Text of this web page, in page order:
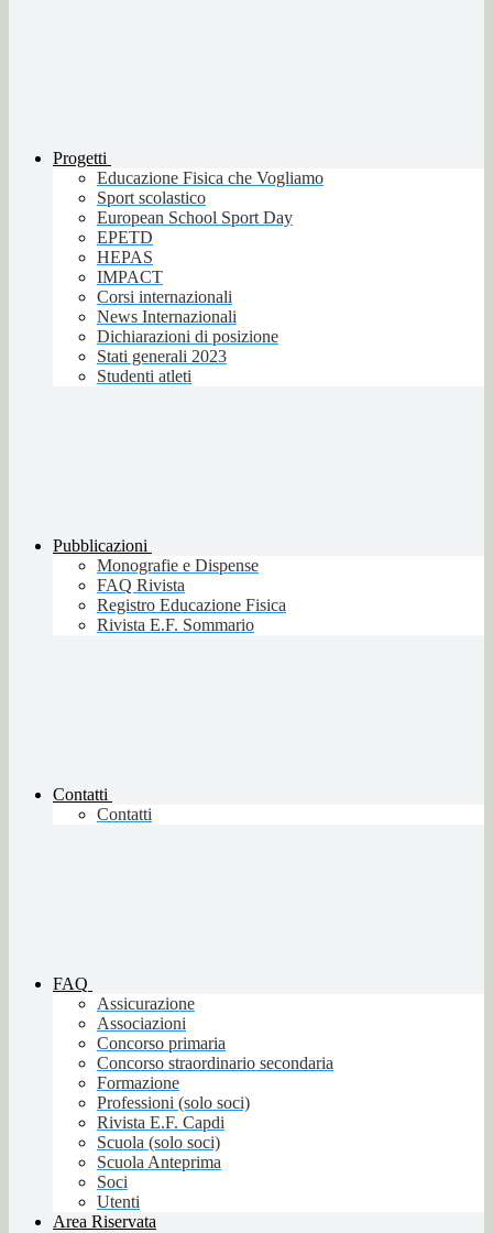
Progetti
Educazione Fisica che Vogliamo
Sport scolastico
European School Sport Day
EPETD
HEPAS
IMPACT
Corsi internazionali
News Internazionali
Dichiarazioni di posizione
Stati generali 2023
Studenti atleti
Pubblicazioni
Monografie e Dispense
FAQ Rivista
Registro Educazione Fisica
Rivista E.F. Sommario
Contatti
Contatti
FAQ
Assicurazione
Associazioni
Concorso primaria
Concorso straordinario secondaria
Formazione
Professioni (solo soci)
Rivista E.F. Capdi
Scuola (solo soci)
Scuola Anteprima
Soci
Utenti
Area Riservata